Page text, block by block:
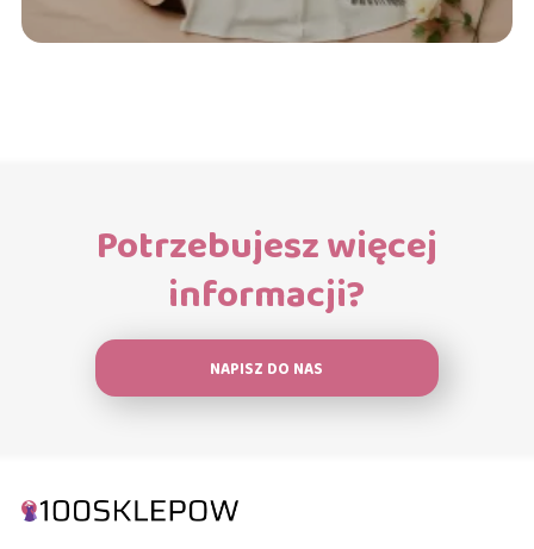
Potrzebujesz więcej
informacji?
NAPISZ DO NAS